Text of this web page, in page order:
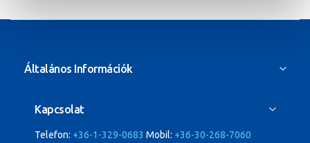
Általános Információk
Kapcsolat
Telefon: +36-1-329-0683 Mobil: +36-30-268-7060